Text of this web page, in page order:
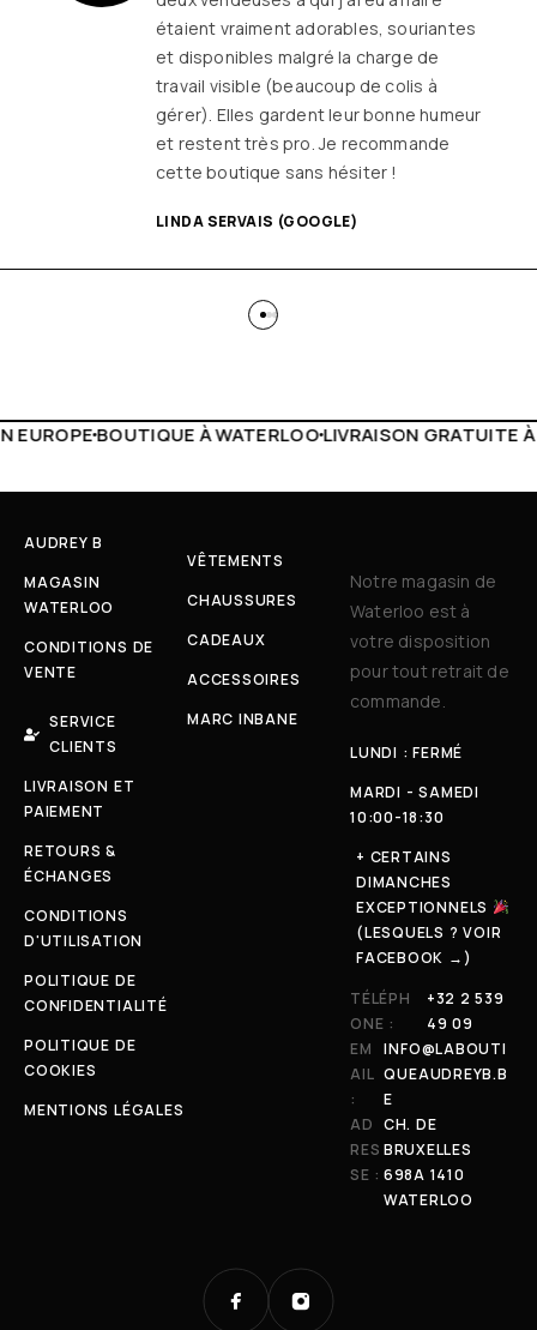
et originaux pour différentes
morphologies
et ça fait très
longtemps que j’y vais (depuis le début
ou quasiment) J’adore y faire un tour et
on ne sort jamais (ou presque) sans rien
LIVRAISON GRATUITE À PARTIR DE 150€LIVE
AUDREY B
MAGASIN
WATERLOO
CONDITIONS DE
VENTE
SERVICE
CLIENTS
LIVRAISON ET
PAIEMENT
RETOURS &
ÉCHANGES
CONDITIONS
D'UTILISATION
POLITIQUE DE
CONFIDENTIALITÉ
POLITIQUE DE
COOKIES
MENTIONS LÉGALES
VÊTEMENTS
CHAUSSURES
CADEAUX
ACCESSOIRES
MARC INBANE
Notre magasin de
Waterloo est à
votre disposition
pour tout retrait de
commande.
LUNDI : FERMÉ
MARDI - SAMEDI
10:00-18:30
+ CERTAINS
DIMANCHES
EXCEPTIONNELS
(LESQUELS ? VOIR
FACEBOOK →)
TÉLÉPH
ONE :
+32 2 539
49 09
EM
AIL
:
INFO@LABOUTI
QUEAUDREYB.B
E
AD
RES
SE :
CH. DE
BRUXELLES
698A 1410
WATERLOO